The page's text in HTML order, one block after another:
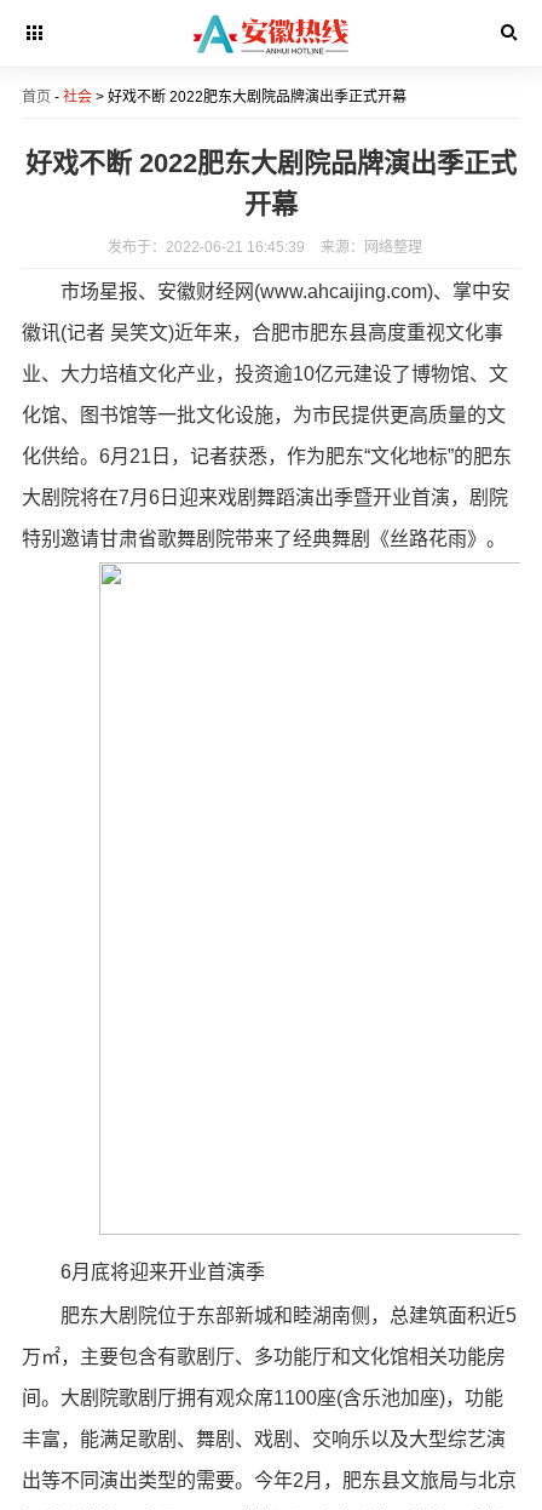
首页 - 社会> 好戏不断 2022肥东大剧院品牌演出季正式开幕
好戏不断 2022肥东大剧院品牌演出季正式
开幕
发布于：2022-06-21 16:45:39 来源：网络整理
市场星报、安徽财经网(www.ahcaijing.com)、掌中安
徽讯(记者 吴笑文)近年来，合肥市肥东县高度重视文化事
业、大力培植文化产业，投资逾10亿元建设了博物馆、文
化馆、图书馆等一批文化设施，为市民提供更高质量的文
化供给。6月21日，记者获悉，作为肥东“文化地标”的肥东
大剧院将在7月6日迎来戏剧舞蹈演出季暨开业首演，剧院
特别邀请甘肃省歌舞剧院带来了经典舞剧《丝路花雨》。
6月底将迎来开业首演季
肥东大剧院位于东部新城和睦湖南侧，总建筑面积近5
万㎡，主要包含有歌剧厅、多功能厅和文化馆相关功能房
间。大剧院歌剧厅拥有观众席1100座(含乐池加座)，功能
丰富，能满足歌剧、舞剧、戏剧、交响乐以及大型综艺演
出等不同演出类型的需要。今年2月，肥东县文旅局与北京